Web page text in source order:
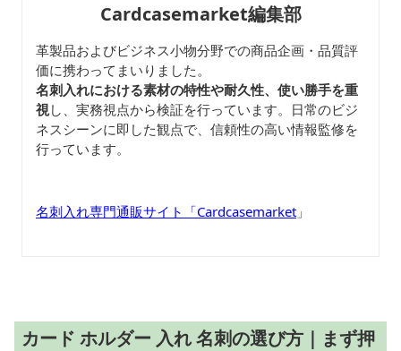
Cardcasemarket編集部
革製品およびビジネス小物分野での商品企画・品質評
価に携わってまいりました。
名刺入れにおける素材の特性や耐久性、使い勝手を重
視し、実務視点から検証を行っています。日常のビジ
ネスシーンに即した観点で、信頼性の高い情報監修を
行っています。
名刺入れ専門通販サイト「Cardcasemarket 」
カード ホルダー 入れ 名刺の選び方｜まず押